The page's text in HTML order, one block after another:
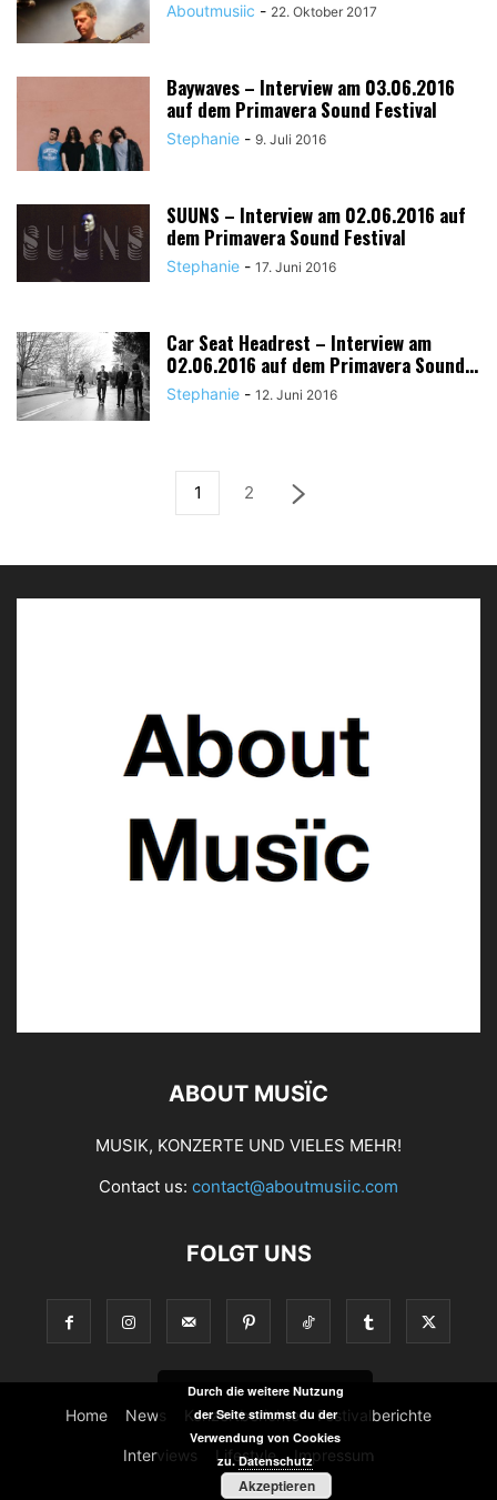
Aboutmusiic - 22. Oktober 2017
Baywaves – Interview am 03.06.2016
auf dem Primavera Sound Festival
Stephanie - 9. Juli 2016
SUUNS – Interview am 02.06.2016 auf
dem Primavera Sound Festival
Stephanie - 17. Juni 2016
Car Seat Headrest – Interview am
02.06.2016 auf dem Primavera Sound...
Stephanie - 12. Juni 2016
1 2
ABOUT MUSÏC
MUSIK, KONZERTE UND VIELES MEHR!
Contact us: contact@aboutmusiic.com
FOLGT UNS
Home News Konzertberichte Festivalberichte
Interviews Lifestyle Impressum
Durch die weitere Nutzung
der Seite stimmst du der
Verwendung von Cookies
zu.Datenschutz
Akzeptieren